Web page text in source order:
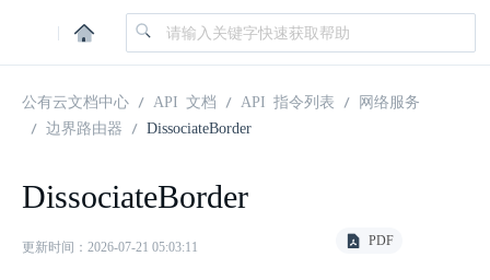
|
公有云文档中心 API 文档 API 指令列表
网络服务
边界路由器
DissociateBorder
DissociateBorder
更新时间：2026-07-21 05:03:11 PDF